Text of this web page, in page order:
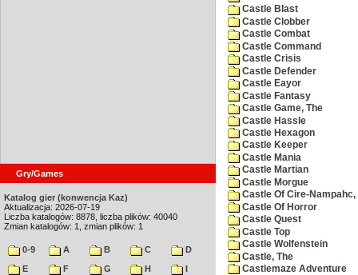
Gry/Games
Katalog gier (konwencja Kaz)
Aktualizacja: 2026-07-19
Liczba katalogów: 8878, liczba plików: 40040
Zmian katalogów: 1, zmian plików: 1
0-9 A B C
D
E
F G H
I
Castle Blast
Castle Clobber
Castle Combat
Castle Command
Castle Crisis
Castle Defender
Castle Eayor
Castle Fantasy
Castle Game, The
Castle Hassle
Castle Hexagon
Castle Keeper
Castle Mania
Castle Martian
Castle Morgue
Castle Of Cire-Nampahc,
Castle Of Horror
Castle Quest
Castle Top
Castle Wolfenstein
Castle, The
Castlemaze Adventure